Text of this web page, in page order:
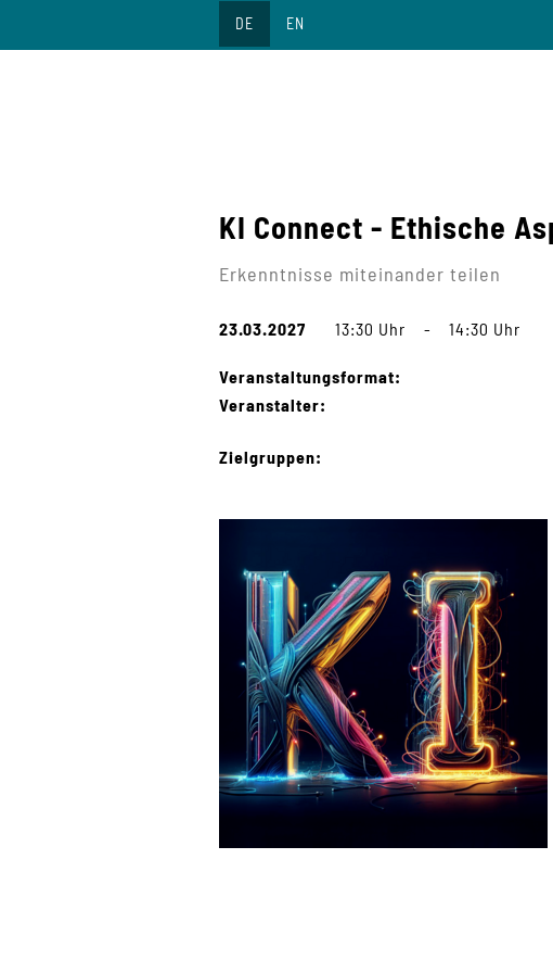
DE EN
KI Connect - Ethische
Erkenntnisse miteinander teilen
23.03.2027 13:30 Uhr - 14:30 Uhr
Veranstaltungsformat:
Veranstalter:
Zielgruppen: